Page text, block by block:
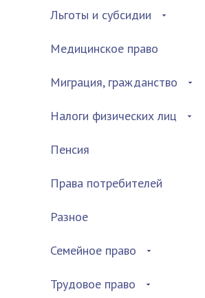
Льготы и субсидии
Медицинское право
Миграция, гражданство
Налоги физических лиц
Пенсия
Права потребителей
Разное
Семейное право
Трудовое право